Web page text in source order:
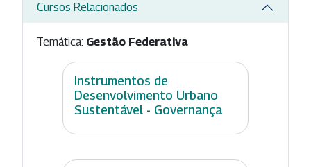
Cursos Relacionados
Temática: Gestão Federativa
Instrumentos de
Desenvolvimento Urbano
Sustentável - Governança